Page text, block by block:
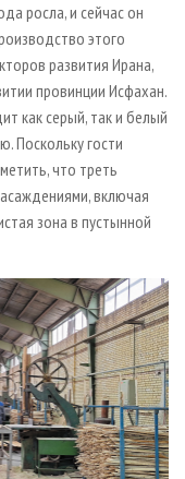
росла, и сейчас он
этого
развития Ирана,
провинции Исфахан.
как серый, так и белый
Поскольку гости
что треть
включая
зона в пустынной